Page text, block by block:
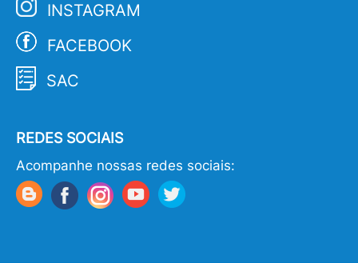
INSTAGRAM
FACEBOOK
SAC
REDES SOCIAIS
Acompanhe nossas redes sociais: